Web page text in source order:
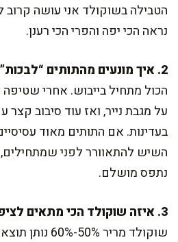
הטבילה בשוקולד אני עושה קרוב
נראה הכי יפה והפרי הכי רענן.
2. איך מונעים מהתותים “לבכות” ולהרוס את השוקולד?
הכול מתחיל בייבוש. אחרי
על מגבת נייר, ואז עוד סיבוב
השיש להתאוורר לפני
נתפס מושלם.
3. איזה שוקולד הכי מתאים לציפוי חלק ומבריק?
שוקולד מריר